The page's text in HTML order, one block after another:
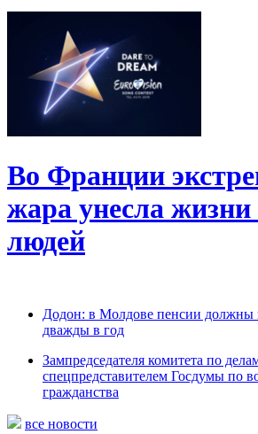
Во Франции
жара унесла
людей
Додон: в Молдове пенсии должны
дважды в год
Зампредседателя комитета по
спецпредставителем Госдумы по
гражданства
все новости